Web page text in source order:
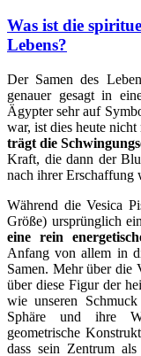
Was ist die
Lebens?
Der Samen des
genauer gesagt in
Ägypter sehr auf
war, ist dies heute
trägt die
Kraft, die dann der
nach ihrer Erschaffung
Während die Vesica
Größe) ursprünglich
eine rein
Anfang von allem in
Samen. Mehr über die
über diese Figur der
wie unseren
Sphäre und ihre
geometrische
dass sein Zentrum